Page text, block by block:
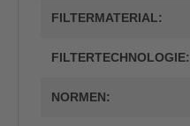
FILTERMATERIAL:
FILTERTECHNOLOGIE:
NORMEN: